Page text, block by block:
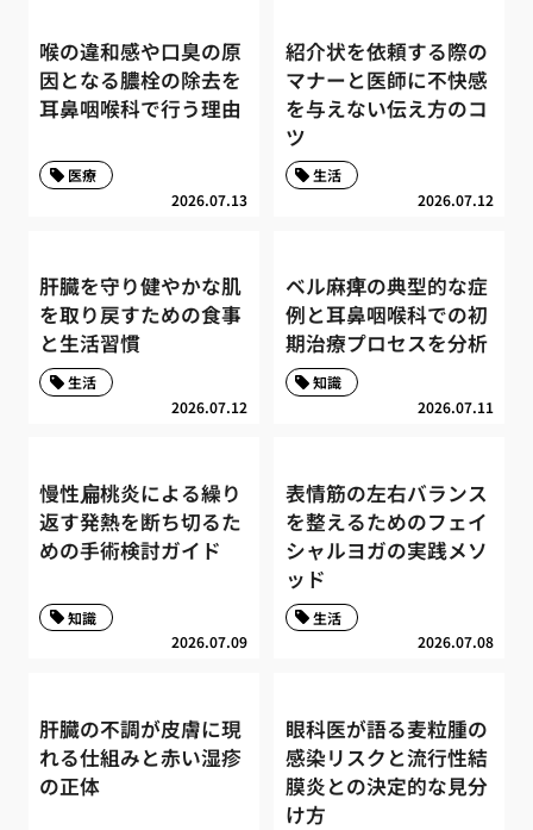
喉の違和感や口臭の原
因となる膿栓の除去を
耳鼻咽喉科で行う理由
2026.07.13
医療
紹介状を依頼する際の
マナーと医師に不快感
を与えない伝え方のコ
ツ
2026.07.12
生活
肝臓を守り健やかな肌
を取り戻すための食事
と生活習慣
2026.07.12
生活
ベル麻痺の典型的な症
例と耳鼻咽喉科での初
期治療プロセスを分析
2026.07.11
知識
慢性扁桃炎による繰り
返す発熱を断ち切るた
めの手術検討ガイド
2026.07.09
知識
表情筋の左右バランス
を整えるためのフェイ
シャルヨガの実践メソ
ッド
2026.07.08
生活
肝臓の不調が皮膚に現
れる仕組みと赤い湿疹
の正体
眼科医が語る麦粒腫の
感染リスクと流行性結
膜炎との決定的な見分
け方